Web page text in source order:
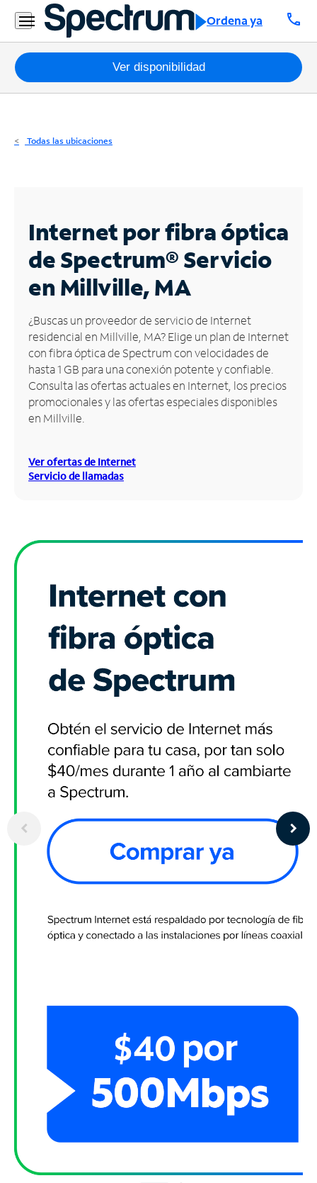
Ordena ya call
Residencial
Business
Paquetes
Internet
Business
Contáctanos
Inglés
Administrar
cuenta
Encuentra
una
tienda
Ver disponibilidad
Todas las ubicaciones
Internet por fibra óptica
de Spectrum®Servicio
en Millville, MA
¿Buscas un proveedor de servicio de Internet
residencial en Millville, MA? Elige un plan de Internet
con fibra óptica de Spectrum con velocidades de
hasta 1 GB para una conexión potente y confiable.
Consulta las ofertas actuales en Internet, los precios
promocionales y las ofertas especiales disponibles
en Millville.
Ver ofertas de Internet
Servicio de llamadas